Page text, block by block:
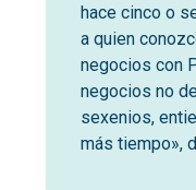
hace cinco o
a quien
negocios con
negocios no
sexenios,
más tiempo»,